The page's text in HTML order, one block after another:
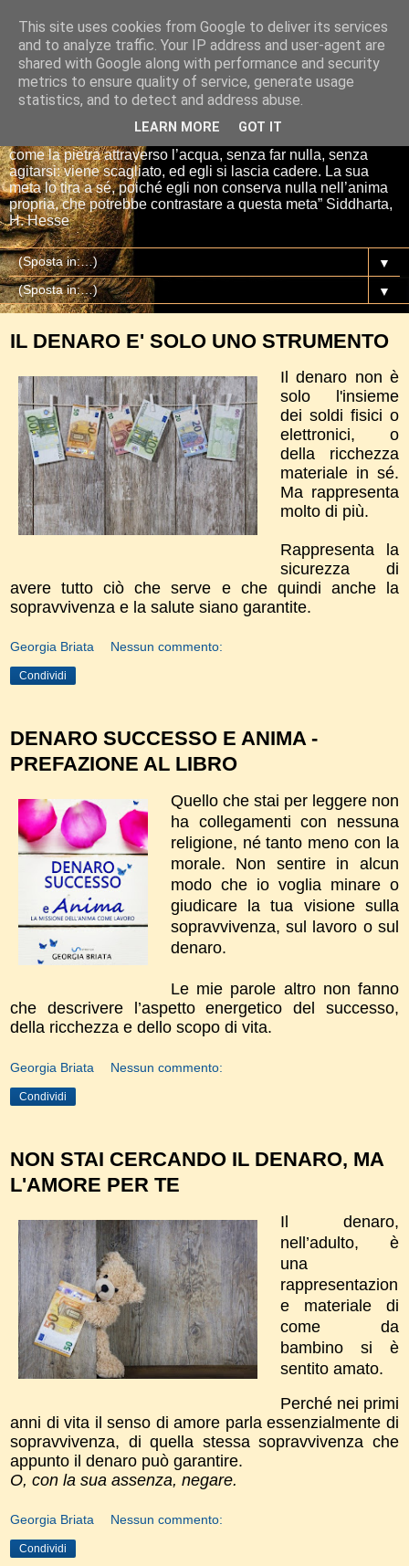
Io sono il mio Buddha
“Se tu getti una pietra nell’acqua, essa si affretta per la via
più breve fino al fondo. E così è Siddharta, quando ha una
meta, un proposito. Siddharta non fa nulla. Siddharta pensa,
come la pietra attraverso l’acqua, senza far nulla, senza
agitarsi: viene scagliato, ed egli si lascia cadere. La sua
meta lo tira a sé, poiché egli non conserva nulla nell’anima
propria, che potrebbe contrastare a questa meta” Siddharta,
H. Hesse
▼
▼
IL DENARO E' SOLO UNO STRUMENTO
Il denaro non è
solo l'insieme
dei soldi fisici o
elettronici, o
della ricchezza
materiale in sé.
Ma rappresenta
molto di più.
Rappresenta la
sicurezza di
avere tutto ciò che serve e che quindi anche la
sopravvivenza e la salute siano garantite.
Georgia Briata Nessun commento:
Condividi
DENARO SUCCESSO E ANIMA -
PREFAZIONE AL LIBRO
Quello che stai per leggere non
ha collegamenti con nessuna
religione, né tanto meno con la
morale. Non sentire in alcun
modo che io voglia minare o
giudicare la tua visione sulla
sopravvivenza, sul lavoro o sul
denaro.
Le mie parole altro non fanno
che descrivere l’aspetto energetico del successo,
della ricchezza e dello scopo di vita.
Georgia Briata Nessun commento:
Condividi
NON STAI CERCANDO IL DENARO, MA
L'AMORE PER TE
Il denaro,
nell’adulto, è
una
rappresentazion
e materiale di
come da
bambino si è
sentito amato.
Perché nei primi
anni di vita il senso di amore parla essenzialmente di
sopravvivenza, di quella stessa sopravvivenza che
appunto il denaro può garantire.
O, con la sua assenza, negare.
Georgia Briata Nessun commento:
Condividi
This site uses cookies from Google to deliver its services
and to analyze traffic. Your IP address and user-agent are
shared with Google along with performance and security
metrics to ensure quality of service, generate usage
statistics, and to detect and address abuse.
LEARN MORE GOT IT